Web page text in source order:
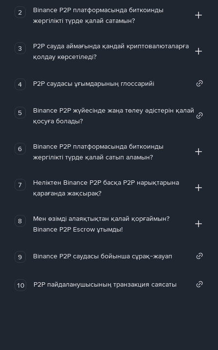
2
Binance P2P платформасында биткоинды
жергілікті түрде қалай сатамын?
3
P2P сауда аймағында қандай криптовалюталарға
қолдау көрсетіледі?
4 P2P саудасы ұғымдарының глоссарийі
5
Binance P2P жүйесінде жаңа төлеу әдістерін қалай
қосуға болады?
6
Binance P2P платформасында биткоинды
жергілікті түрде қалай сатып аламын?
7
Неліктен Binance P2P басқа P2P нарықтарына
қарағанда жақсырақ?
8
Мен өзімді алаяқтықтан қалай қорғаймын?
Binance P2P Escrow ұтымды!
9 Binance P2P саудасы бойынша сұрақ-жауап
10 P2P пайдаланушысының транзакция саясаты